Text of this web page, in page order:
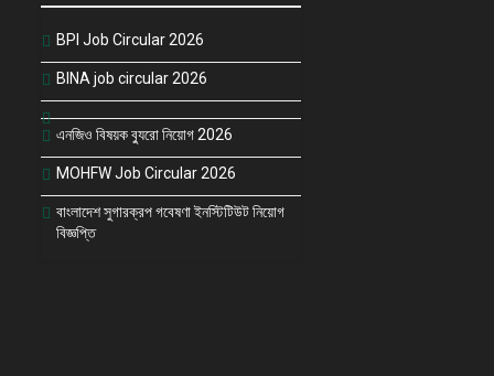
BPI Job Circular 2026
BINA job circular 2026
এনজিও বিষয়ক ব্যুরো নিয়োগ 2026
MOHFW Job Circular 2026
বাংলাদেশ সুগারক্রপ গবেষণা ইনস্টিটিউট নিয়োগ
বিজ্ঞপ্তি